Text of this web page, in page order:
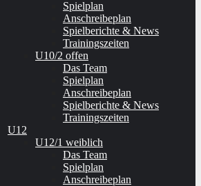
Spielplan
Anschreibeplan
Spielberichte & News
Trainingszeiten
U10/2 offen
Das Team
Spielplan
Anschreibeplan
Spielberichte & News
Trainingszeiten
U12
U12/1 weiblich
Das Team
Spielplan
Anschreibeplan